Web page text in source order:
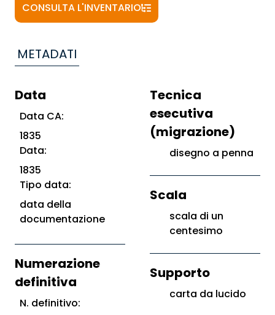
CONSULTA L'INVENTARIO
METADATI
Data
Data CA:
1835
Data:
1835
Tipo data:
data della
documentazione
Numerazione
definitiva
N. definitivo:
Tecnica
esecutiva
(migrazione)
disegno a penna
Scala
scala di un
centesimo
Supporto
carta da lucido